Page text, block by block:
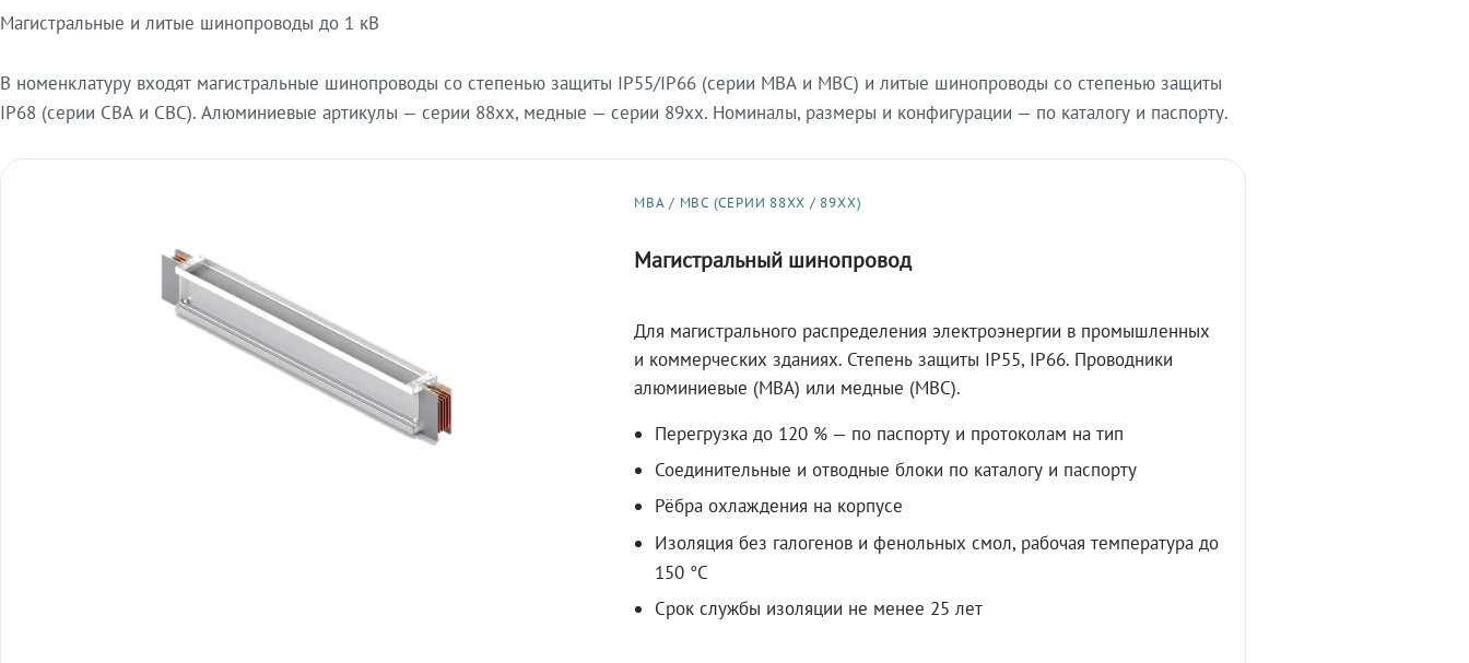
Магистральные и литые шинопроводы до 1 кВ
В номенклатуру входят магистральные шинопроводы со степенью защиты IP55/IP66 (серии МВА и МВС) и литые шинопроводы со степенью защиты
IP68 (серии СВА и СВС). Алюминиевые артикулы — серии 88xx, медные — серии 89xx. Номиналы, размеры и конфигурации — по каталогу и паспорту.
МВА / МВС (СЕРИИ 88XX / 89XX)
Магистральный шинопровод
Для магистрального распределения электроэнергии в промышленных
и коммерческих зданиях. Степень защиты IP55, IP66. Проводники
алюминиевые (МВА) или медные (МВС).
Перегрузка до 120 % — по паспорту и протоколам на тип
Соединительные и отводные блоки по каталогу и паспорту
Рёбра охлаждения на корпусе
Изоляция без галогенов и фенольных смол, рабочая температура до
150 °C
Срок службы изоляции не менее 25 лет